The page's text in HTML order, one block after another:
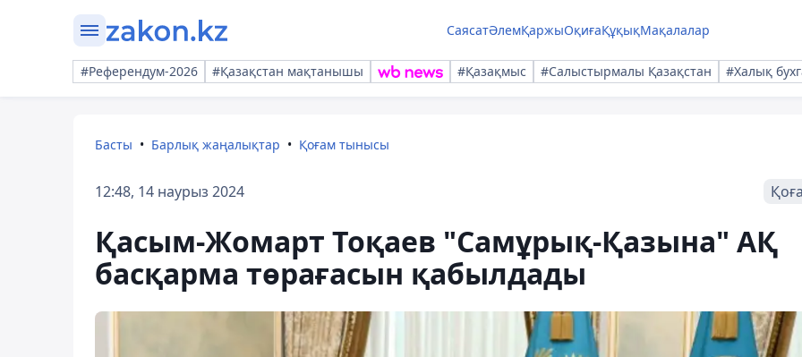
СаясатӘлемҚаржыОқиғаҚұқықМақалалар
#Референдум-2026 #Қазақстан мақтанышы #Қазақмыс #Салыстырмалы Қазақстан #Халық
Басты Барлық жаңалықтар Қоғам тынысы
12:48, 14 наурыз 2024
Қасым-Жомарт Тоқаев "Самұрық-Қазына" АҚ
басқарма төрағасын қабылдады